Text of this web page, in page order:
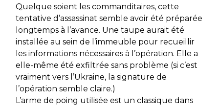
Quelque soient les commanditaires, cette
tentative d’assassinat semble avoir été préparée
longtemps à l’avance. Une taupe aurait été
installée au sein de l’immeuble pour recueillir
les informations nécessaires à l’opération. Elle a
elle-même été exfiltrée sans problème (si c’est
vraiment vers l’Ukraine, la signature de
l’opération semble claire.)
L’arme de poing utilisée est un classique dans